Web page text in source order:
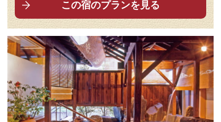
この宿のプランを見る